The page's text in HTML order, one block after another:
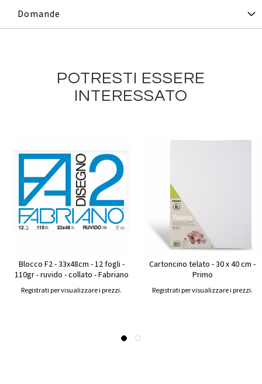
Domande
POTRESTI ESSERE
INTERESSATO
Blocco F2 - 33x48cm - 12 fogli -
110gr - ruvido - collato - Fabriano
Registrati per visualizzare i prezzi.
Cartoncino telato - 30 x 40 cm -
Primo
Registrati per visualizzare i prezzi.